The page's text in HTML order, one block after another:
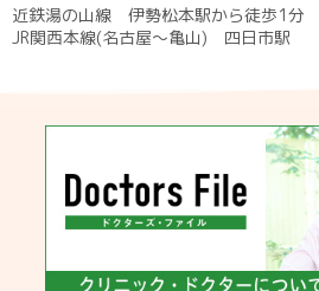
近鉄湯の山線 伊勢松本駅から徒歩1分
JR関西本線(名古屋～亀山) 四日市駅